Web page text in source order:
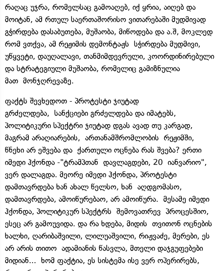
რაღაც უჯრა, რომელსაც გამოაღებ, იქ ყრია, აიღებ და
მოიტან, ამ რთულ საერთაშორისო ვითარებაში მუდმივად
გჭირდება დასაბუთება, მუშაობა, მიწოდება და ა.შ, მოკლედ
რომ ვთქვა, ამ რეჟიმის დემონტაჟს სჭირდება მუდმივი,
უწყვეტი, დაუღალავი, თანმიმდევრული, კოორდინირებული
და სტრატეგიული მუშაობა, რომელიც გამიზნულია
მათ მონჯღრევაზე.
ფაქტს შევხედოთ - პროტესტი ჯიუტად
გრძელდება, სანქციები გრძელდება და იმატებს,
პოლიტიკური სპექტრი ჯიუტად დგას ავად თუ კარგად,
მაგრამ არაღიარების, ართანამშრომლობის რეჟიმში,
წნეხი არ ეშვება და ქართული ოცნება რას შვება? ერთი
იმედი ჰქონდა -"ტრამპთან დავლაგდები, 20 იანვარიო",
ვერ დალაგდა. მეორე იმედი ჰქონდა, პროტესტი
დამთავრდება ხან ახალ წელსო, ხან აღდგომასო,
დამთავრდება, ამოიწურებაო, არ ამოიწურა. მესამე იმედი
ჰქონდა, პოლიტიკურ სპექტრს შემოვათრევ პროცესშიო,
ესეც არ გამოუვიდა. და რა ხდება, მიდის თვითონ ოცნების
ხალხი, ღარიბაშვილი, ლილუაშვილი, რიჟვაძე, მერები, ეს
არ არის თითო ადამიანის წასვლა, მთელი დაჯგუფებები
მიდიან... ხომ ფაქტია, ეს სისტემა ისე ვერ ოპერირებს,